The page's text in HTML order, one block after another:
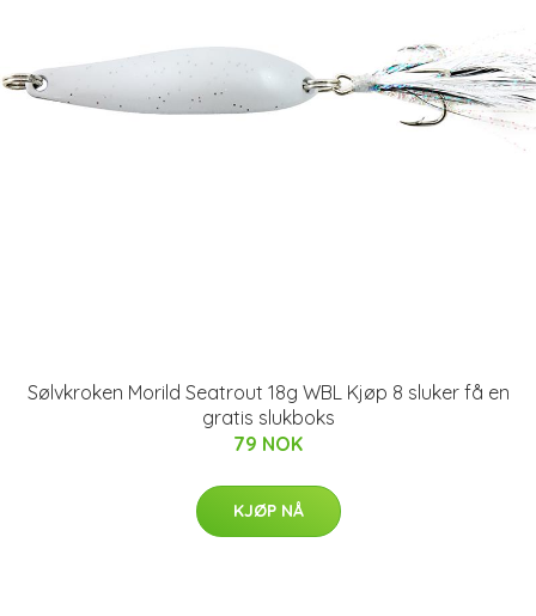
Sølvkroken Morild Seatrout 18g WBL Kjøp 8 sluker få en
gratis slukboks
79 NOK
KJØP NÅ